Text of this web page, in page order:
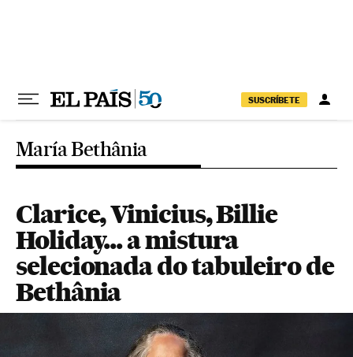
SUSCRÍBETE
María Bethânia
Clarice, Vinicius, Billie
Holiday... a mistura
selecionada do tabuleiro de
Bethânia